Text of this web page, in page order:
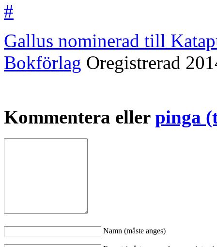
#
Gallus nominerad till
Bokförlag Oregistrerad
Kommentera eller pinga
Namn (måste anges)